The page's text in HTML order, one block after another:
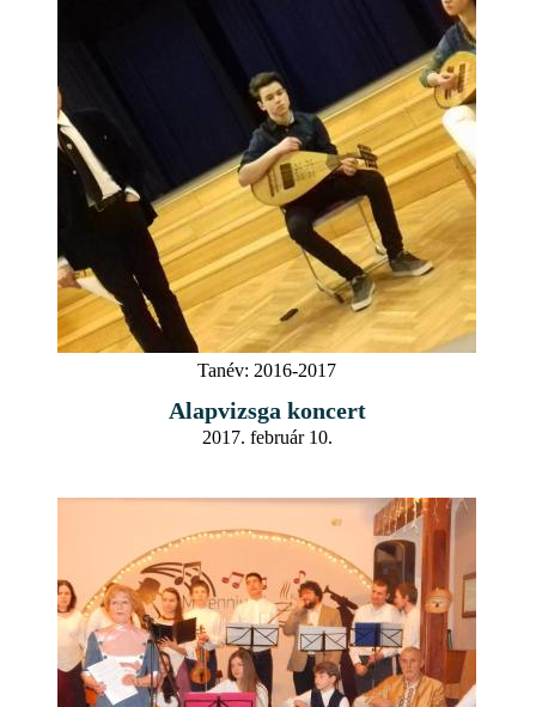
Tanév: 2016-2017
Alapvizsga koncert
2017. február 10.